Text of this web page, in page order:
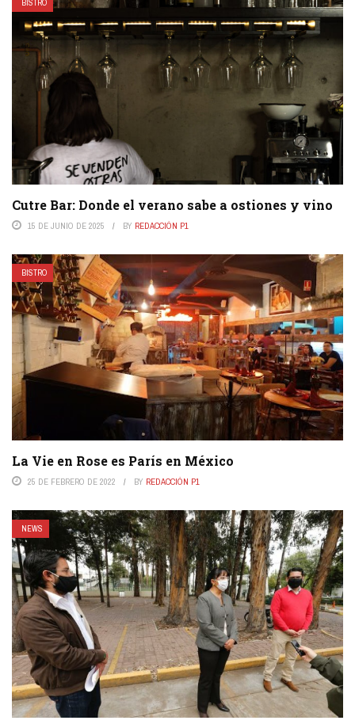
BISTRO
Cutre Bar: Donde el verano sabe a ostiones y vino
15 DE JUNIO DE 2025 BY REDACCIÓN P1
BISTRO
La Vie en Rose es París en México
25 DE FEBRERO DE 2022 BY REDACCIÓN P1
NEWS